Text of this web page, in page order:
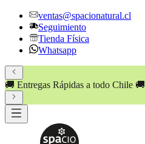
ventas@spacionatural.cl
Seguimiento
Tienda Física
Whatsapp
🚚 Entregas Rápidas a todo Chile 🚚